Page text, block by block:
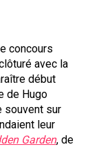
concours
avec la
début
de Hugo
souvent sur
leur
Garden